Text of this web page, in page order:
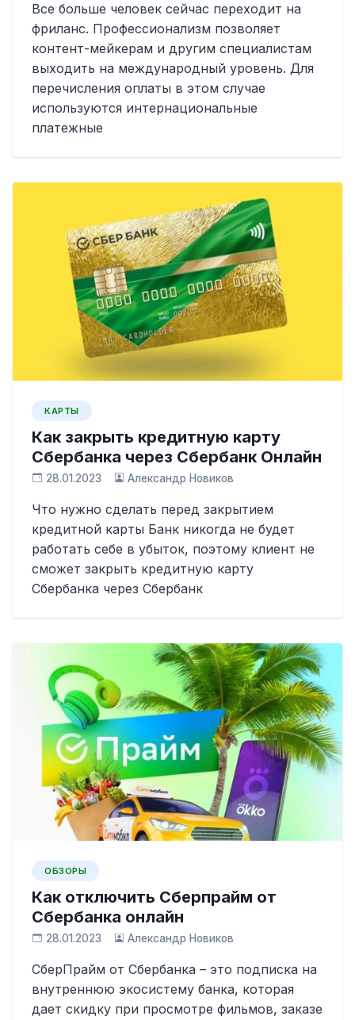
Все больше человек сейчас переходит на
фриланс. Профессионализм позволяет
контент-мейкерам и другим специалистам
выходить на международный уровень. Для
перечисления оплаты в этом случае
используются интернациональные
платежные
КАРТЫ
Как закрыть кредитную карту
Сбербанка через Сбербанк Онлайн
28.01.2023 Александр Новиков
Что нужно сделать перед закрытием
кредитной карты Банк никогда не будет
работать себе в убыток, поэтому клиент не
сможет закрыть кредитную карту
Сбербанка через Сбербанк
ОБЗОРЫ
Как отключить Сберпрайм от
Сбербанка онлайн
28.01.2023 Александр Новиков
СберПрайм от Сбербанка – это подписка на
внутреннюю экосистему банка, которая
дает скидку при просмотре фильмов, заказе